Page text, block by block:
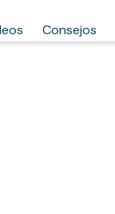
Consejos